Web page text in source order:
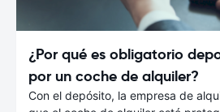
¿Por qué es obligatorio
por un coche de alquiler?
Con el depósito, la empresa de